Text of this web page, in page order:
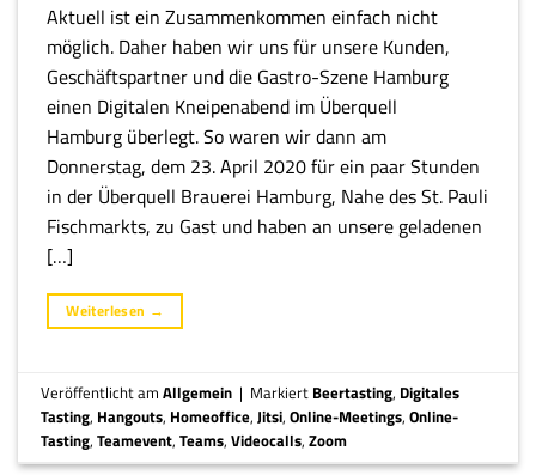
Aktuell ist ein Zusammenkommen einfach nicht
möglich. Daher haben wir uns für unsere Kunden,
Geschäftspartner und die Gastro-Szene Hamburg
einen Digitalen Kneipenabend im Überquell
Hamburg überlegt. So waren wir dann am
Donnerstag, dem 23. April 2020 für ein paar Stunden
in der Überquell Brauerei Hamburg, Nahe des St. Pauli
Fischmarkts, zu Gast und haben an unsere geladenen
[…]
Weiterlesen →
Veröffentlicht amAllgemein | Markiert Beertasting, Digitales
Tasting, Hangouts, Homeoffice,Jitsi,Online-Meetings,Online-
Tasting,Teamevent,Teams,Videocalls,Zoom